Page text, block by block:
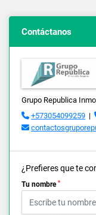
Contáctanos
Grupo Republica
+573054099259 |
¿Prefieres que te
Tu nombre *